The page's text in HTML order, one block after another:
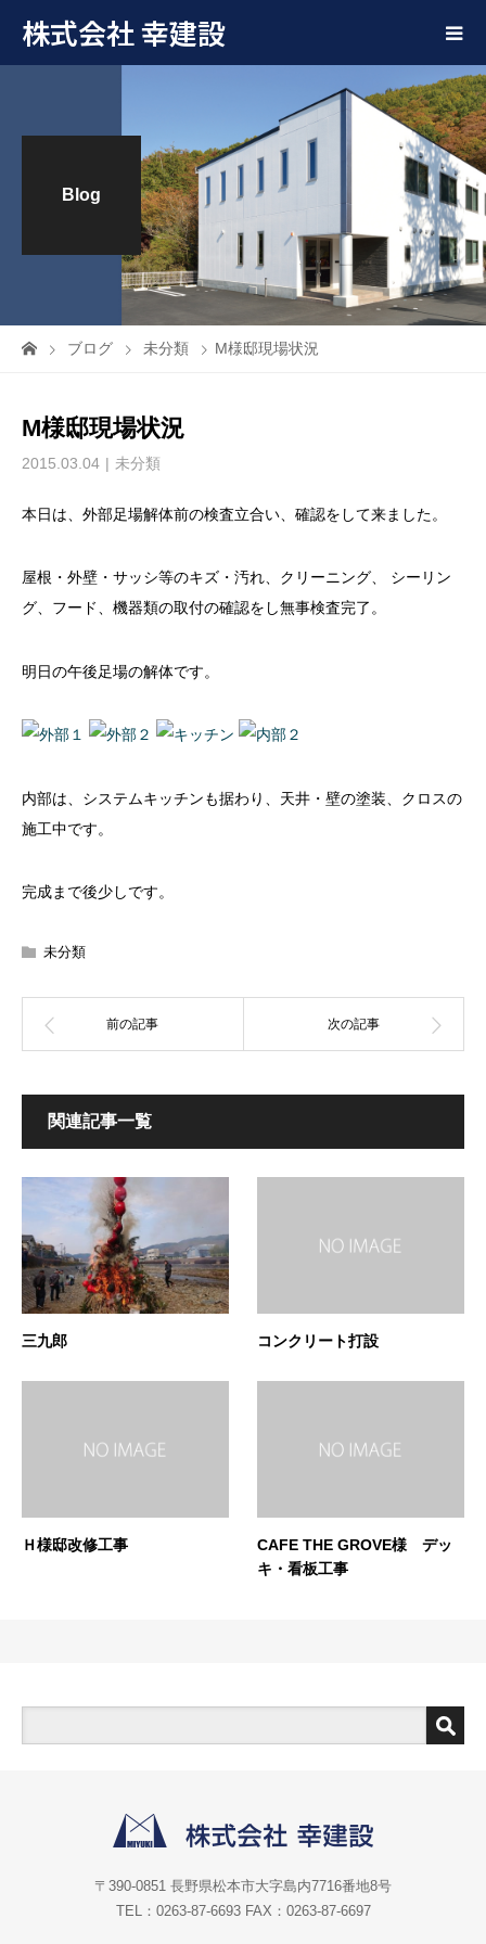
株式会社 幸建設
Blog
ブログ 未分類 M様邸現場状況
M様邸現場状況
2015.03.04 未分類
本日は、外部足場解体前の検査立合い、確認をして来ました。
屋根・外壁・サッシ等のキズ・汚れ、クリーニング、 シーリン
グ、フード、機器類の取付の確認をし無事検査完了。
明日の午後足場の解体です。
内部は、システムキッチンも据わり、天井・壁の塗装、クロスの
施工中です。
完成まで後少しです。
未分類
関連記事一覧
三九郎 コンクリート打設
Ｈ様邸改修工事
CAFE THE GROVE様 デッ
キ・看板工事
〒390-0851 長野県松本市大字島内7716番地8号
TEL：0263-87-6693 FAX：0263-87-6697